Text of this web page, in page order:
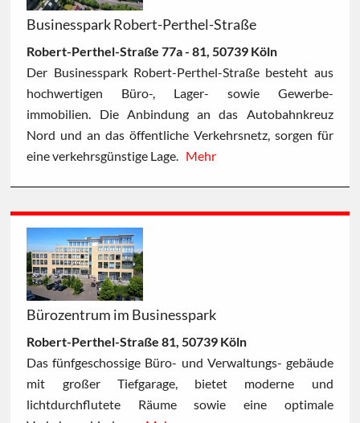
Businesspark Robert-Perthel-Straße
Robert-Perthel-Straße 77a - 81, 50739 Köln
Der Businesspark Robert-Perthel-Straße besteht aus
hochwertigen Büro-, Lager- sowie Gewerbe-
immobilien. Die Anbindung an das Autobahnkreuz
Nord und an das öffentliche Verkehrsnetz, sorgen für
eine verkehrsgünstige Lage. Mehr
Bürozentrum im Businesspark
Robert-Perthel-Straße 81, 50739 Köln
Das fünfgeschossige Büro- und Verwaltungs- gebäude
mit großer Tiefgarage, bietet moderne und
lichtdurchflutete Räume sowie eine optimale